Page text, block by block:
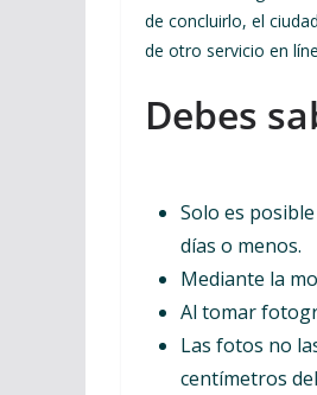
de concluirlo, el
de otro servicio en
Debes
Solo es
días o menos.
Mediante la
Al tomar
Las fotos no
centímetros